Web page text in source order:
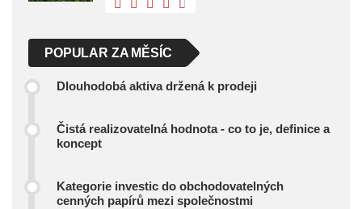
POPULAR ZA MĚSÍC
Dlouhodobá aktiva držená k prodeji
Čistá realizovatelná hodnota - co to je, definice a
koncept
Kategorie investic do obchodovatelných
cenných papírů mezi společnostmi